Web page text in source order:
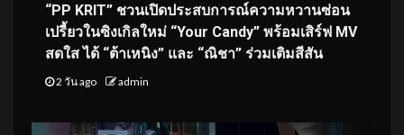
“PP KRIT” ชวนเปิดประสบการณ์ความหวานซ่อน
เปรี้ยวในซิงเกิลใหม่ “Your Candy” พร้อมเสิร์ฟ MV
สดใส ได้ “ต้าเหนิง” และ “ณิชา” ร่วมเติมสีสัน
2 วัน ago admin